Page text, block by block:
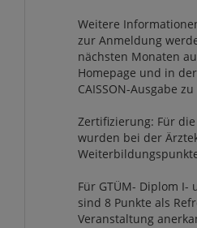
Weitere
zur Anmeldung
nächsten Monaten
Homepage und in
CAISSON-Ausgabe
Zertifizierung: Für
wurden bei der
Für GTÜM- Diplom I-
sind 8 Punkte als
Veranstaltung